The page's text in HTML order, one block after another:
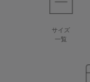
サイズ
一覧